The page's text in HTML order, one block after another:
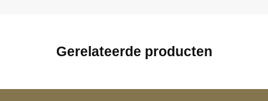
Gerelateerde producten